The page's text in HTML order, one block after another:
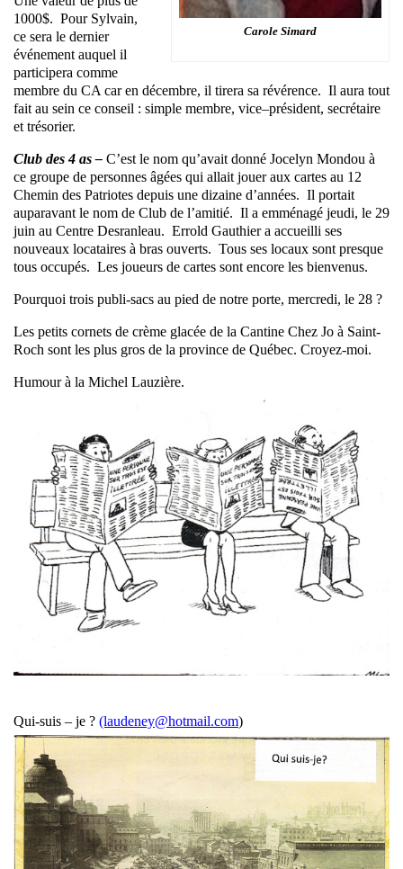
Carole Simard
1000$. Pour Sylvain,
ce sera le dernier
événement auquel il
participera comme
membre du CA car en décembre, il tirera sa révérence. Il aura tout
fait au sein ce conseil : simple membre, vice–président, secrétaire
et trésorier.
Club des 4 as – C’est le nom qu’avait donné Jocelyn Mondou à
ce groupe de personnes âgées qui allait jouer aux cartes au 12
Chemin des Patriotes depuis une dizaine d’années. Il portait
auparavant le nom de Club de l’amitié. Il a emménagé jeudi, le 29
juin au Centre Desranleau. Errold Gauthier a accueilli ses
nouveaux locataires à bras ouverts. Tous ses locaux sont presque
tous occupés. Les joueurs de cartes sont encore les bienvenus.
Pourquoi trois publi-sacs au pied de notre porte, mercredi, le 28 ?
Les petits cornets de crème glacée de la Cantine Chez Jo à Saint-
Roch sont les plus gros de la province de Québec. Croyez-moi.
Humour à la Michel Lauzière.
Qui-suis – je ? (laudeney@hotmail.com)